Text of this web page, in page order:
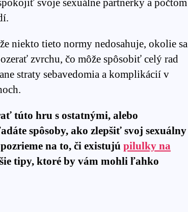
niekto tieto normy nedosahuje, okolie sa
zvrchu, čo môže spôsobiť celý rad
straty sebavedomia a komplikácií v
túto hru s ostatnými, alebo
spôsoby, ako zlepšiť svoj sexuálny
na to, či existujú pilulky na
tipy, ktoré by vám mohli ľahko